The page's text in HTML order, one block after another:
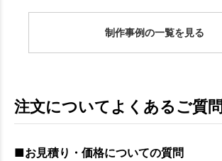
制作事例の一覧を見る
注文についてよくあるご質問
■お見積り・価格についての質問